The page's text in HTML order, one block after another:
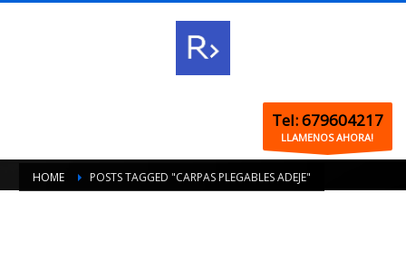
Tel: 679604217
LLAMENOS AHORA!
HOME POSTS TAGGED "CARPAS PLEGABLES ADEJE"